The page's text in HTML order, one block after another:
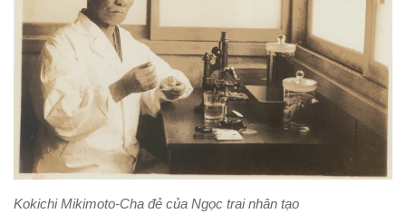
Kokichi Mikimoto-Cha đẻ của Ngọc trai nhân tạo